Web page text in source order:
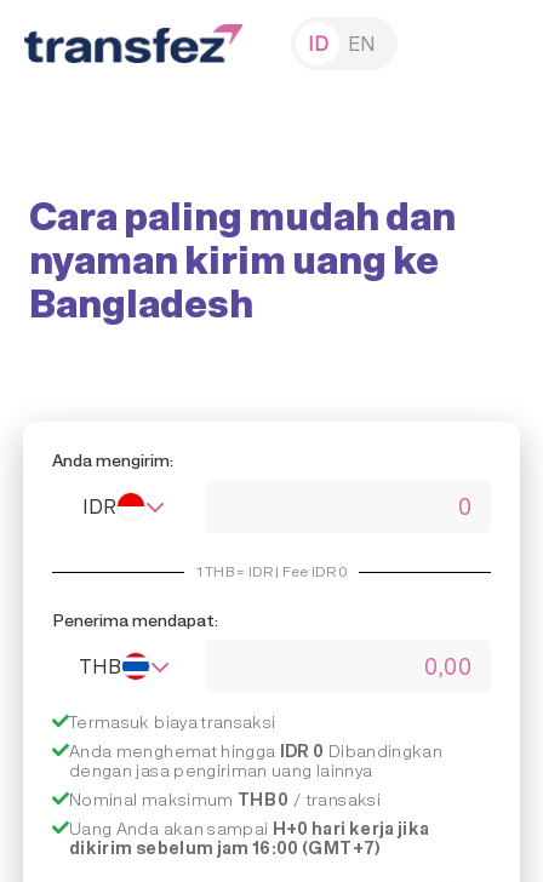
ID EN
Cara paling mudah dan
nyaman kirim uang ke
Bangladesh
Anda mengirim:
IDR
1THB= IDR | Fee IDR0
Penerima mendapat:
THB
Termasuk biaya transaksi
Anda menghemat hingga IDR 0 Dibandingkan
dengan jasa pengiriman uang lainnya
Nominal maksimum THB 0 / transaksi
Uang Anda akan sampai H+0 hari kerja jika
dikirim sebelum jam 16:00 (GMT+7)